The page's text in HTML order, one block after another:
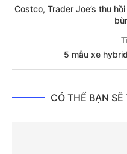
Costco, Trader Joe’s thu
5 mẫu xe
CÓ THỂ BẠN